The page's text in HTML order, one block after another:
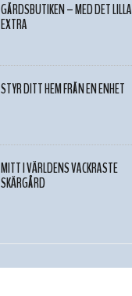
GÅRDSBUTIKEN – MED DET LILLA
EXTRA
STYR DITT HEM FRÅN EN ENHET
MITT I VÄRLDENS VACKRASTE
SKÄRGÅRD